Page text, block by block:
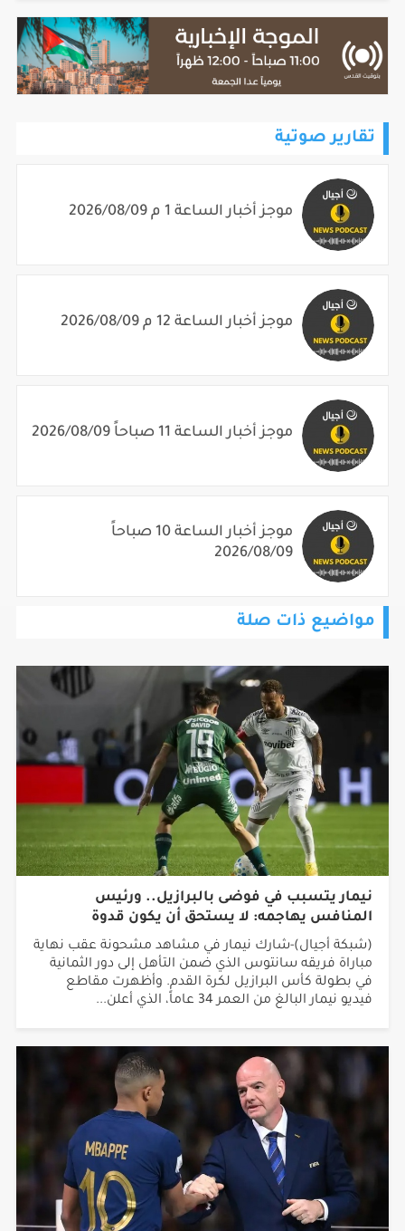
تقارير صوتية
موجز أخبار الساعة 1 م 2026/08/09
موجز أخبار الساعة 12 م 2026/08/09
موجز أخبار الساعة 11 صباحاً 2026/08/09
موجز أخبار الساعة 10 صباحاً
2026/08/09
مواضيع ذات صلة
نيمار يتسبب في فوضى بالبرازيل.. ورئيس
المنافس يهاجمه: لا يستحق أن يكون قدوة
(شبكة أجيال)-شارك نيمار في مشاهد مشحونة عقب نهاية
مباراة فريقه سانتوس الذي ضمن التأهل إلى دور الثمانية
في بطولة كأس البرازيل لكرة القدم. وأظهرت مقاطع
فيديو نيمار البالغ من العمر 34 عاماً، الذي أعلن...